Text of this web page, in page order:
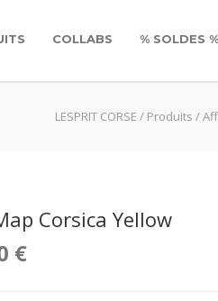
COLLABS % SOLDES %
LESPRIT CORSE / Produits /
Corsica Yellow
€Plage